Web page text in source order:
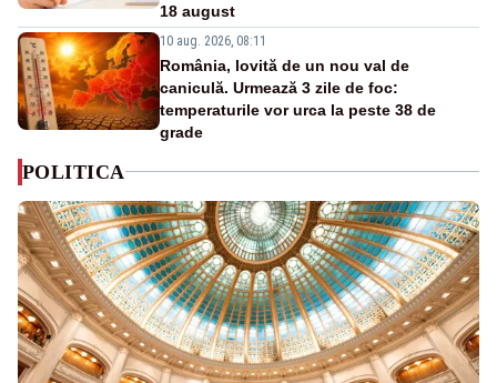
18 august
10 aug. 2026, 08:11
România, lovită de un nou val de
caniculă. Urmează 3 zile de foc:
temperaturile vor urca la peste 38 de
grade
POLITICA